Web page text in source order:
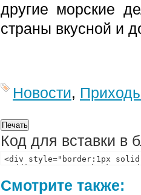
другие морские
страны вкусной и
Новости,
Код для вставки в
Смотрите также: